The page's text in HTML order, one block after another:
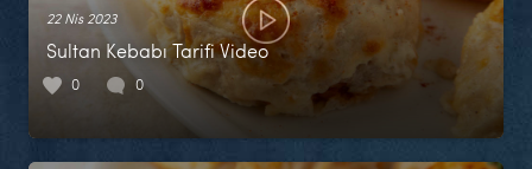
22 Nis 2023
Sultan Kebabı Tarifi Video
0 0